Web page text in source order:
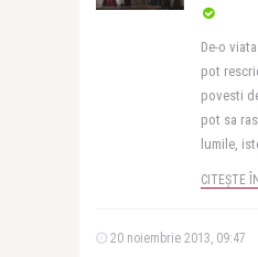
De-o
pot
povesti
pot sa
lumile,
CITEȘTE
20 noiembrie 2013, 09:47